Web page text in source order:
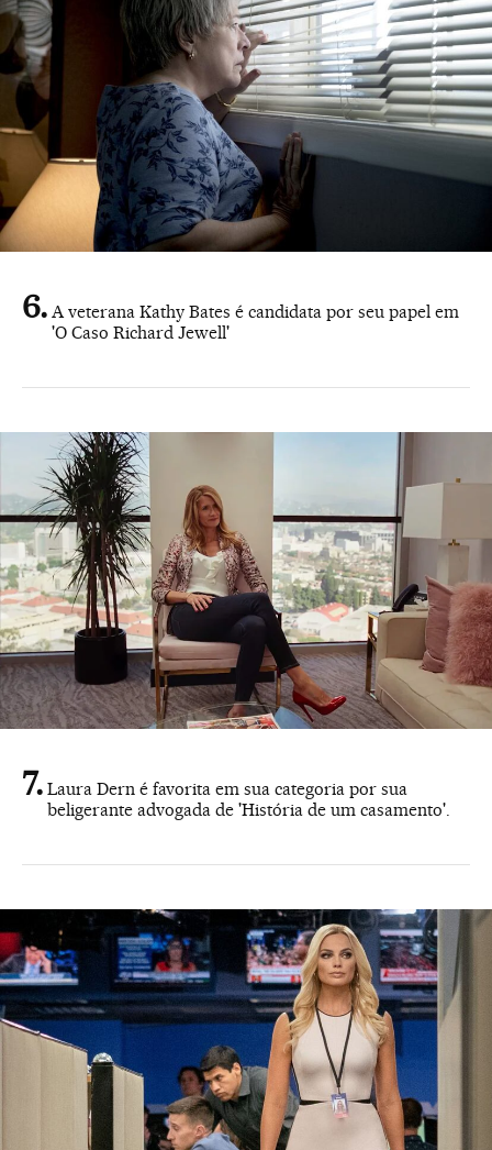
A veterana Kathy Bates é candidata por seu papel em
'O Caso Richard Jewell'
Laura Dern é favorita em sua categoria por sua
beligerante advogada de 'História de um casamento'.